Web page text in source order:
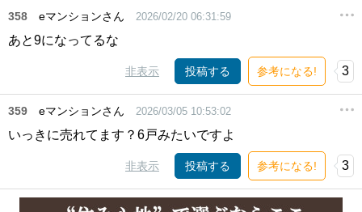
358 eマンションさん 2026/02/20 06:31:59
あと9になってるな
非表示 投稿する 参考になる! 3
359 eマンションさん 2026/03/05 10:53:02
いっきに売れてます？6戸みたいですよ
非表示 投稿する 参考になる! 3